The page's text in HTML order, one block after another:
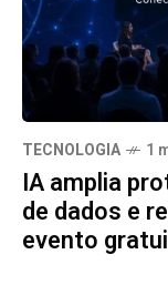
TECNOLOGIA 1
IA amplia
de dados e
evento